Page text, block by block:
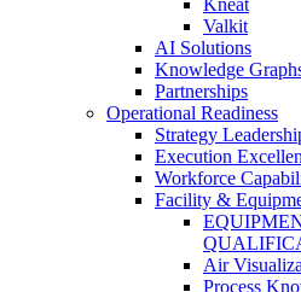
Kneat
Valkit
AI Solutions
Knowledge
Partnerships
Operational Readiness
Strategy
Execution
Workforce
Facility &
Air
Process